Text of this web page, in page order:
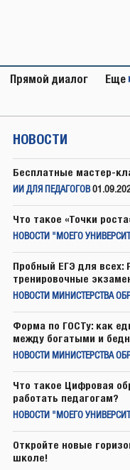
Прямой диалог Еще
НОВОСТИ
Бесплатные мастер-
ИИ ДЛЯ ПЕДАГОГОВ
Что такое «Точки
НОВОСТИ "МОЕГО
Пробный ЕГЭ для всех:
тренировочные
НОВОСТИ МИНИСТЕРСТВА
Форма по ГОСТу: как
между богатыми и
НОВОСТИ МИНИСТЕРСТВА
Что такое Цифровая
работать педагогам?
НОВОСТИ "МОЕГО
Откройте новые
школе!